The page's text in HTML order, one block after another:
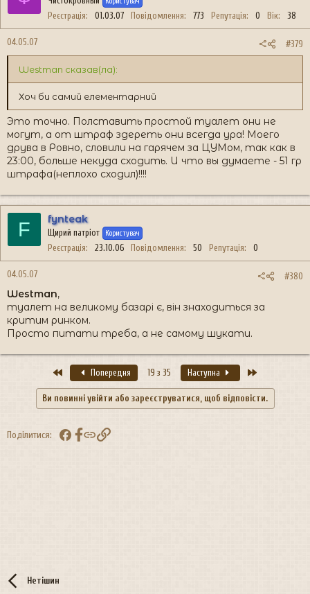
Реєстрація 01.03.07 Повідомлення 773 Репутація 0 Вік 38
04.05.07 #379
Westman сказав(ла):
Хоч би самий елементарний
Это точно. Полставить простой туалет они не
могут, а от штраф здереть они всегда ура! Моего
друва в Ровно, словили на гарячем за ЦУМом, так как в
23:00, больше некуда сходить. И что вы думаете - 51 гр
штрафа(неплохо сходил)!!!!
F fynteak
Щирий патріот Користувач
Реєстрація 23.10.06 Повідомлення 50 Репутація 0
04.05.07 #380
Westman,
туалет на великому базарі є, він знаходиться за
критим ринком.
Просто питати треба, а не самому шукати.
Перший Попередня 19 з 35 Наступна
Ви повинні увійти або зареєструватися, щоб відповісти.
Поділитися: FacebookПосилання
Нетішин